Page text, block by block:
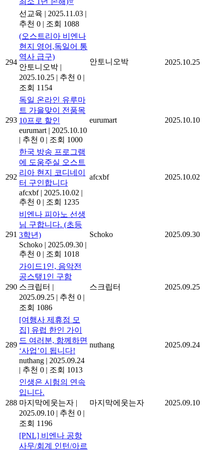
선교육 | 2025.11.03 |
추천 0 | 조회 1088
294
(오스트리아 비엔나
현지 영어,독일어 통
역사 급구)
안토니오박 |
2025.10.25 | 추천 0 |
조회 1154
안토니오박 2025.10.25
293
독일 온라인 유루마
트 가을맞이 전품목
10프로 할인
eurumart | 2025.10.10
| 추천 0 | 조회 1000
eurumart 2025.10.10
292
한국 방송 프로그램
에 도움주실 오스트
리아 현지 코디네이
터 구인합니다
afcxbf | 2025.10.02 |
추천 0 | 조회 1235
afcxbf 2025.10.02
291
비엔나 피아노 선생
님 구합니다. (초등
3학년)
Schoko | 2025.09.30 |
추천 0 | 조회 1018
Schoko 2025.09.30
290
가이드1인, 음악전
공스탶1인 구함
스크립터 |
2025.09.25 | 추천 0 |
조회 1086
스크립터 2025.09.25
289
[여행사 제휴점 모
집] 유럽 한인 가이
드 여러분, 함께하면
‘사업’이 됩니다!
nuthang | 2025.09.24
| 추천 0 | 조회 1013
nuthang 2025.09.24
288
인생은 시험의 연속
입니다.
마지막에웃는자 |
2025.09.10 | 추천 0 |
조회 1196
마지막에웃는자 2025.09.10
[PNL] 비엔나 공항
사무/회계 인턴/아르